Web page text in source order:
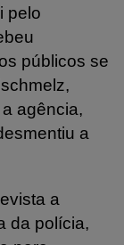
pelo
públicos se
agência,
a
a
da polícia,